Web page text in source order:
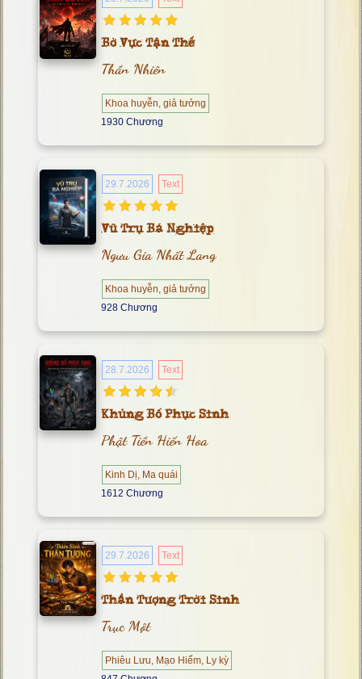
Bờ Vực Tận Thế
Thần Nhiên
Khoa huyễn, giả tưởng
1930 Chương
29.7.2026 Text
Vũ Trụ Bá Nghiệp
Ngưu Gia Nhất Lang
Khoa huyễn, giả tưởng
928 Chương
28.7.2026 Text
Khủng Bố Phục Sinh
Phật Tiền Hiến Hoa
Kinh Dị, Ma quái
1612 Chương
29.7.2026 Text
Thần Tượng Trời Sinh
Trục Một
Phiêu Lưu, Mạo Hiểm, Ly kỳ